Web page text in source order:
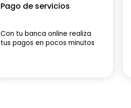
Pago de servicios
Con tu banca online realiza
tus pagos en pocos minutos